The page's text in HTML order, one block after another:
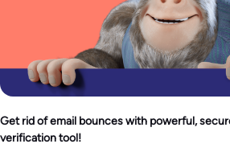
Get rid of email bounces with powerful,
verification tool!